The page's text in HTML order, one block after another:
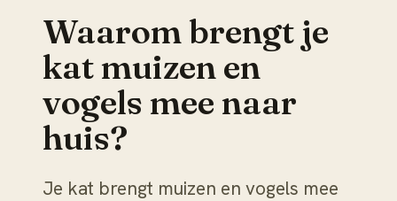
Waarom brengt je
kat muizen en
vogels mee naar
huis?
Je kat brengt muizen en vogels mee